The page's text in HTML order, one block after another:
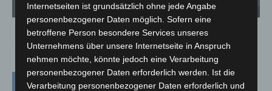
Abgefahrener LKW-Reifen - Quelle: Polizeidirektion Hannover
Internetseiten ist grundsätzlich ohne jede Angabe
personenbezogener Daten möglich. Sofern eine
betroffene Person besondere Services unseres
Unternehmens über unsere Internetseite in Anspruch
nehmen möchte, könnte jedoch eine Verarbeitung
personenbezogener Daten erforderlich werden. Ist die
Verarbeitung personenbezogener Daten erforderlich und